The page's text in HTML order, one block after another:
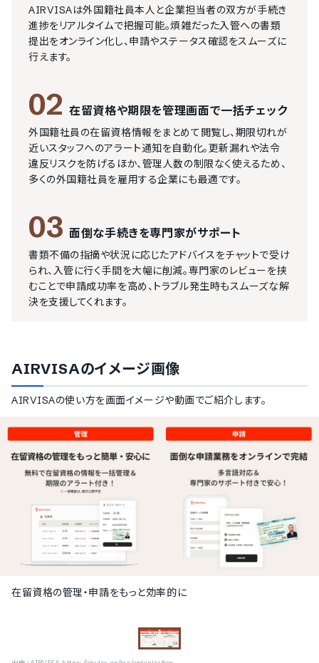
AIRVISAは外国籍社員本人と企業担当者の双方が手続き
進捗をリアルタイムで把握可能。煩雑だった入管への書類
提出をオンライン化し、申請やステータス確認をスムーズに
行えます。
02 在留資格や期限を管理画面で一括チェック
外国籍社員の在留資格情報をまとめて閲覧し、期限切れが
近いスタッフへのアラート通知を自動化。更新漏れや法令
違反リスクを防げるほか、管理人数の制限なく使えるため、
多くの外国籍社員を雇用する企業にも最適です。
03 面倒な手続きを専門家がサポート
書類不備の指摘や状況に応じたアドバイスをチャットで受け
られ、入管に行く手間を大幅に削減。専門家のレビューを挟
むことで申請成功率を高め、トラブル発生時もスムーズな解
決を支援してくれます。
AIRVISAのイメージ画像
AIRVISAの使い方を画面イメージや動画でご紹介します。
在留資格の管理・申請をもっと効率的に